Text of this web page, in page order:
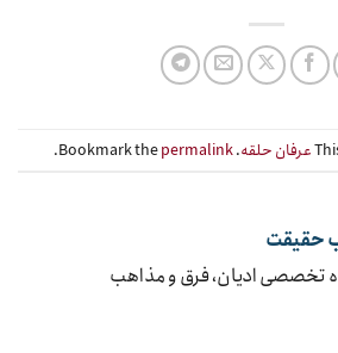
عرفان حلقه. Bookmark the
permalink
.
حقیقت
تخصصی ادیان، فرق و مذاهب